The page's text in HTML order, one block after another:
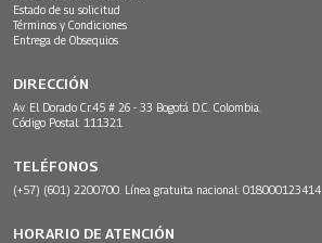
Estado de su solicitud
Términos y Condiciones
Entrega de Obsequios
DIRECCIÓN
Av. El Dorado Cr.45 # 26 - 33 Bogotá D.C. Colombia.
Código Postal: 111321
TELÉFONOS
(+57) (601) 2200700. Línea gratuita nacional: 018000123414
HORARIO DE ATENCIÓN